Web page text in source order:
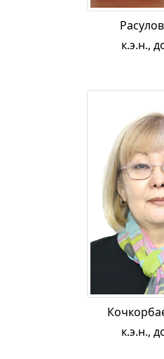
к.э.н.,
к.э.н.,